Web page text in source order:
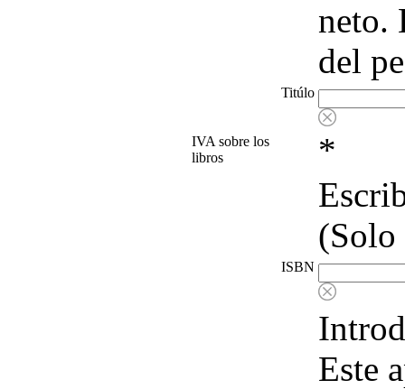
IVA sobre los
libros
neto.
del
Titúlo
*
(Solo
ISBN
Este